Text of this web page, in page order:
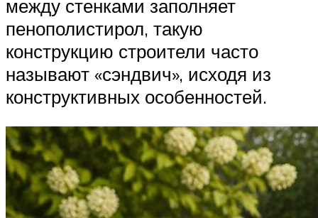
между стенками заполняет
пенополистирол, такую
конструкцию строители часто
называют «сэндвич», исходя из
конструктивных особенностей.